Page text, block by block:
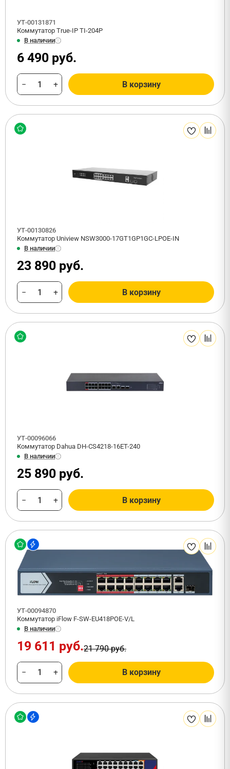
УТ-00131871
Коммутатор True-IP TI-204P
В наличии
6 490 руб.
− + В корзину
УТ-00130826
Коммутатор Uniview NSW3000-17GT1GP1GC-LPOE-IN
В наличии
23 890 руб.
− + В корзину
УТ-00096066
Коммутатор Dahua DH-CS4218-16ET-240
В наличии
25 890 руб.
− + В корзину
УТ-00094870
Коммутатор iFlow F-SW-EU418POE-V/L
В наличии
19 611 руб.21 790 руб.
− + В корзину